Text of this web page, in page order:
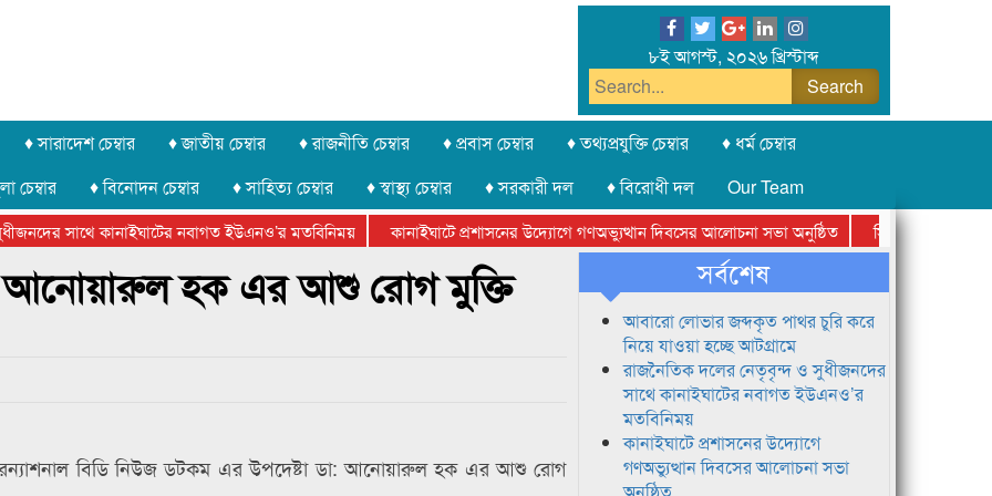
৮ই আগস্ট, ২০২৬ খ্রিস্টাব্দ
♦ সারাদেশ চেম্বার ♦ জাতীয় চেম্বার ♦ রাজনীতি চেম্বার ♦ প্রবাস চেম্বার ♦ তথ্যপ্রযুক্তি চেম্বার
♦ ধর্ম চেম্বার
চেম্বার ♦ বিনোদন চেম্বার ♦ সাহিত্য চেম্বার ♦ স্বাস্থ্য চেম্বার ♦ সরকারী দল ♦ বিরোধী দল
Our Team
সাথে কানাইঘাটের নবাগত ইউএনও’র মতবিনিময় কানাইঘাটে প্রশাসনের উদ্যোগে গণঅভ্যুত্থান দিবসের আলোচনা সভা অনুষ্ঠিত
সিলেট অনলাইন
ফেডারেশানের বিভাগীয় অভিনয় কর্মশালা সম্পন্ন
আনোয়ারুল হক এর আশু রোগ মুক্তি
বিডি নিউজ ডটকম এর উপদেষ্টা ডা: আনোয়ারুল হক এর আশু রোগ
সর্বশেষ
আবারো লোভার জব্দকৃত পাথর চুরি করে
নিয়ে যাওয়া হচ্ছে আটগ্রামে
রাজনৈতিক দলের নেতৃবৃন্দ ও সুধীজনদের
সাথে কানাইঘাটের নবাগত ইউএনও’র
মতবিনিময়
কানাইঘাটে প্রশাসনের উদ্যোগে
গণঅভ্যুত্থান দিবসের আলোচনা সভা